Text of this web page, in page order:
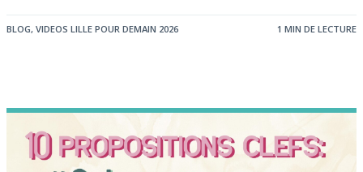
BLOG, VIDEOS LILLE POUR DEMAIN 2026 1 MIN DE LECTURE